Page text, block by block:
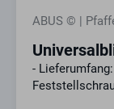
ABUS © |
-